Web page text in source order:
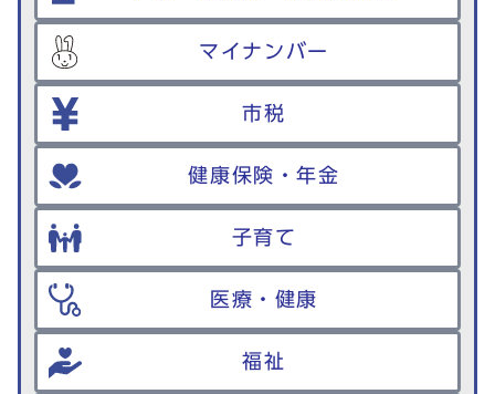
マイナンバー
市税
健康保険・年金
子育て
医療・健康
福祉